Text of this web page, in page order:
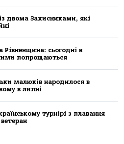
двома Захисниками, які
Рівненщина: сьогодні в
попрощаються
малюків народилося в
в липні
турнірі з плавання